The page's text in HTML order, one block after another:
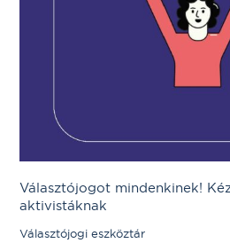
Választójogot mindenkinek!
aktivistáknak
Választójogi eszköztár